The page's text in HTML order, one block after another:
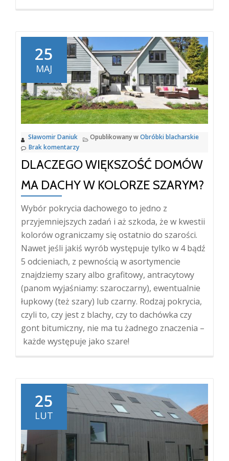
2019
roku.
25
MAJ
Sławomir Daniuk Opublikowany wObróbki blacharskie
Brak komentarzy
DLACZEGO WIĘKSZOŚĆ DOMÓW
MA DACHY W KOLORZE SZARYM?
Wybór pokrycia dachowego to jedno z
przyjemniejszych zadań i aż szkoda, że w kwestii
kolorów ograniczamy się ostatnio do szarości.
Nawet jeśli jakiś wyrób występuje tylko w 4 bądź
5 odcieniach, z pewnością w asortymencie
znajdziemy szary albo grafitowy, antracytowy
(panom wyjaśniamy: szaroczarny), ewentualnie
łupkowy (też szary) lub czarny. Rodzaj pokrycia,
czyli to, czy jest z blachy, czy to dachówka czy
gont bitumiczny, nie ma tu żadnego znaczenia –
każde występuje jako szare!
25
LUT